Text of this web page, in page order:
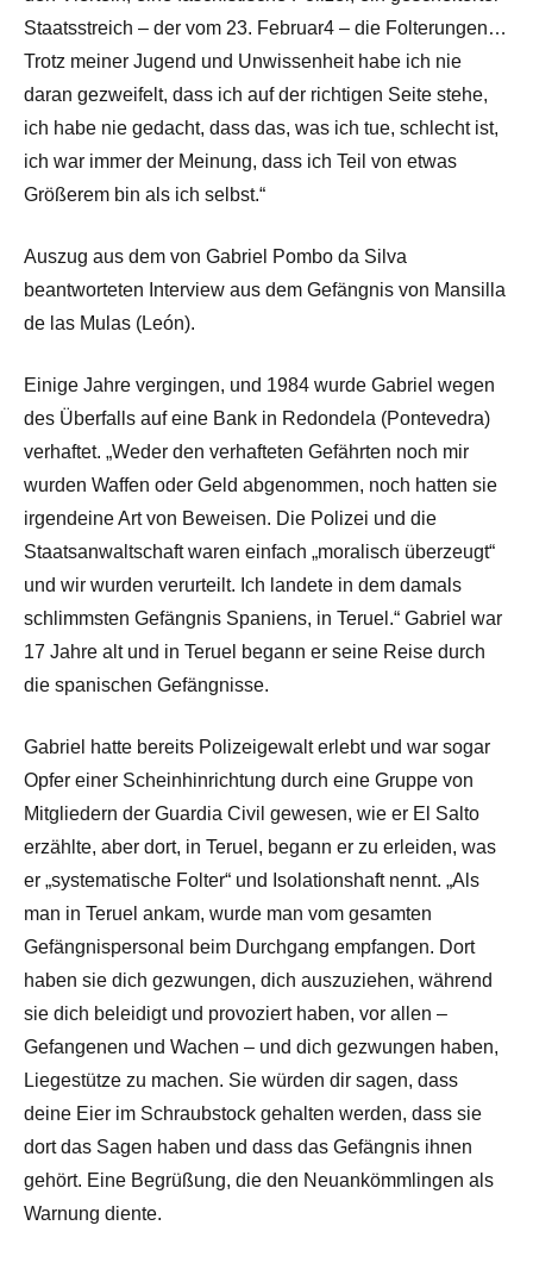
Staatsstreich – der vom 23. Februar4 – die Folterungen…
Trotz meiner Jugend und Unwissenheit habe ich nie
daran gezweifelt, dass ich auf der richtigen Seite stehe,
ich habe nie gedacht, dass das, was ich tue, schlecht ist,
ich war immer der Meinung, dass ich Teil von etwas
Größerem bin als ich selbst.“
Auszug aus dem von Gabriel Pombo da Silva
beantworteten Interview aus dem Gefängnis von Mansilla
de las Mulas (León).
Einige Jahre vergingen, und 1984 wurde Gabriel wegen
des Überfalls auf eine Bank in Redondela (Pontevedra)
verhaftet. „Weder den verhafteten Gefährten noch mir
wurden Waffen oder Geld abgenommen, noch hatten sie
irgendeine Art von Beweisen. Die Polizei und die
Staatsanwaltschaft waren einfach „moralisch überzeugt“
und wir wurden verurteilt. Ich landete in dem damals
schlimmsten Gefängnis Spaniens, in Teruel.“ Gabriel war
17 Jahre alt und in Teruel begann er seine Reise durch
die spanischen Gefängnisse.
Gabriel hatte bereits Polizeigewalt erlebt und war sogar
Opfer einer Scheinhinrichtung durch eine Gruppe von
Mitgliedern der Guardia Civil gewesen, wie er El Salto
erzählte, aber dort, in Teruel, begann er zu erleiden, was
er „systematische Folter“ und Isolationshaft nennt. „Als
man in Teruel ankam, wurde man vom gesamten
Gefängnispersonal beim Durchgang empfangen. Dort
haben sie dich gezwungen, dich auszuziehen, während
sie dich beleidigt und provoziert haben, vor allen –
Gefangenen und Wachen – und dich gezwungen haben,
Liegestütze zu machen. Sie würden dir sagen, dass
deine Eier im Schraubstock gehalten werden, dass sie
dort das Sagen haben und dass das Gefängnis ihnen
gehört. Eine Begrüßung, die den Neuankömmlingen als
Warnung diente.